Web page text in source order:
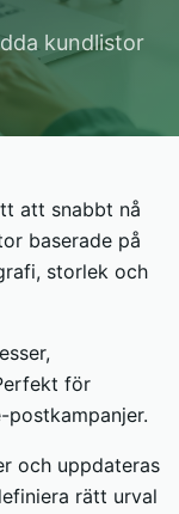
kundlistor
att snabbt nå
baserade på
storlek och
för
och uppdateras
rätt urval